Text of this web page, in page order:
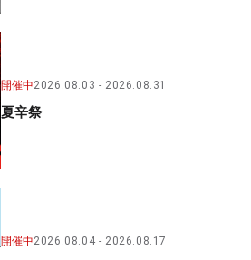
開催中2026.08.03 2026.08.31
夏辛祭
開催中2026.08.04 2026.08.17